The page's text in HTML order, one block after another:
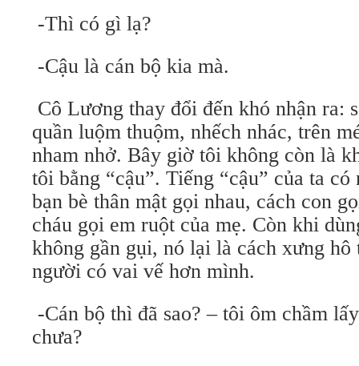
-Thì có gì lạ?
-Cậu là cán bộ kia mà.
Cô Lương thay đổi đến khó nhận ra:
quần luộm thuộm, nhếch nhác, trên
nham nhở. Bây giờ tôi không còn là
tôi bằng “cậu”. Tiếng “cậu” của ta
bạn bè thân mật gọi nhau, cách con
cháu gọi em ruột của mẹ. Còn khi
không gần gụi, nó lại là cách xưng
người có vai vế hơn mình.
-Cán bộ thì đã sao? – tôi ôm chầm
chưa?